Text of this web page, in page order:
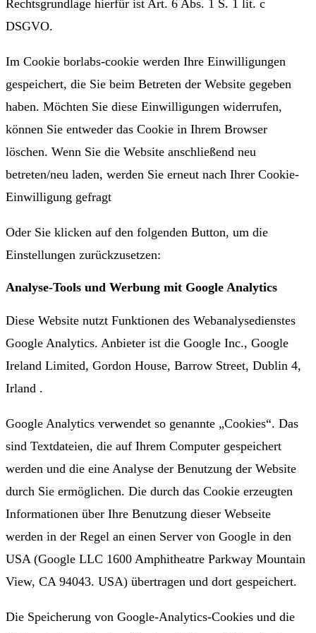
Rechtsgrundlage hierfür ist Art. 6 Abs. 1 S. 1 lit. c
DSGVO.
Im Cookie borlabs-cookie werden Ihre Einwilligungen
gespeichert, die Sie beim Betreten der Website gegeben
haben. Möchten Sie diese Einwilligungen widerrufen,
können Sie entweder das Cookie in Ihrem Browser
löschen. Wenn Sie die Website anschließend neu
betreten/neu laden, werden Sie erneut nach Ihrer Cookie-
Einwilligung gefragt
Oder Sie klicken auf den folgenden Button, um die
Einstellungen zurückzusetzen:
Analyse-Tools und Werbung mit Google Analytics
Diese Website nutzt Funktionen des Webanalysedienstes
Google Analytics. Anbieter ist die Google Inc., Google
Ireland Limited, Gordon House, Barrow Street, Dublin 4,
Irland .
Google Analytics verwendet so genannte „Cookies“. Das
sind Textdateien, die auf Ihrem Computer gespeichert
werden und die eine Analyse der Benutzung der Website
durch Sie ermöglichen. Die durch das Cookie erzeugten
Informationen über Ihre Benutzung dieser Webseite
werden in der Regel an einen Server von Google in den
USA (Google LLC 1600 Amphitheatre Parkway Mountain
View, CA 94043. USA) übertragen und dort gespeichert.
Die Speicherung von Google-Analytics-Cookies und die